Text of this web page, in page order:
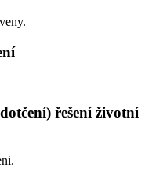
řešení životní